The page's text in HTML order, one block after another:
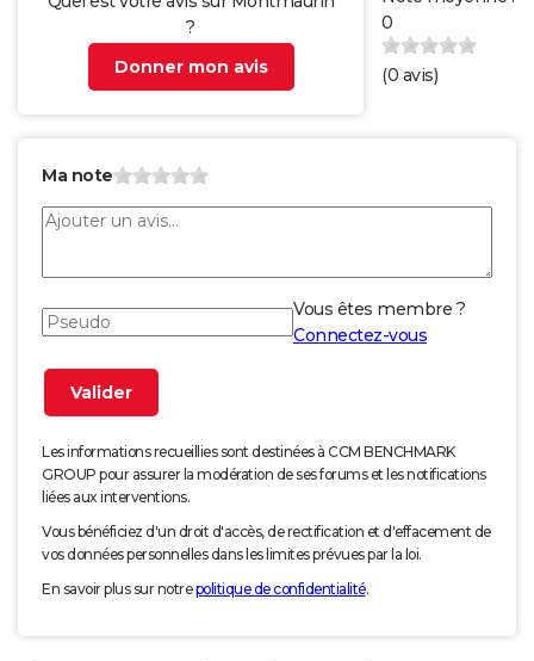
?
Donner mon avis
0
(0 avis)
Ma note
Vous êtes membre ?
Connectez-vous
Les informations recueillies sont destinées à CCM BENCHMARK
GROUP pour assurer la modération de ses forums et les notifications
liées aux interventions.
Vous bénéficiez d'un droit d'accès, de rectification et d'effacement de
vos données personnelles dans les limites prévues par la loi.
En savoir plus sur notrepolitique de confidentialité.